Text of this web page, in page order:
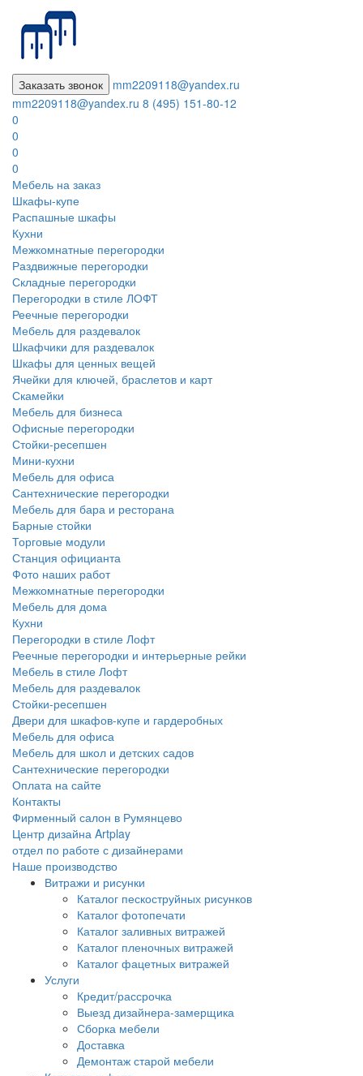
Заказать звонок
mm2209118@yandex.ru
mm2209118@yandex.ru 8 (495) 151-80-12
0
0
0
0
Мебель на заказ
Шкафы-купе
Распашные шкафы
Кухни
Межкомнатные перегородки
Раздвижные перегородки
Складные перегородки
Перегородки в стиле ЛОФТ
Реечные перегородки
Мебель для раздевалок
Шкафчики для раздевалок
Шкафы для ценных вещей
Ячейки для ключей, браслетов и карт
Скамейки
Мебель для бизнеса
Офисные перегородки
Стойки-ресепшен
Мини-кухни
Мебель для офиса
Сантехнические перегородки
Мебель для бара и ресторана
Барные стойки
Торговые модули
Станция официанта
Фото наших работ
Межкомнатные перегородки
Мебель для дома
Кухни
Перегородки в стиле Лофт
Реечные перегородки и интерьерные рейки
Мебель в стиле Лофт
Мебель для раздевалок
Стойки-ресепшен
Двери для шкафов-купе и гардеробных
Мебель для офиса
Мебель для школ и детских садов
Сантехнические перегородки
Оплата на сайте
Контакты
Фирменный салон в Румянцево
Центр дизайна Artplay
отдел по работе с дизайнерами
Наше производство
Витражи и рисунки
Каталог пескоструйных рисунков
Каталог фотопечати
Каталог заливных витражей
Каталог пленочных витражей
Каталог фацетных витражей
Услуги
Кредит/рассрочка
Выезд дизайнера-замерщика
Сборка мебели
Доставка
Демонтаж старой мебели